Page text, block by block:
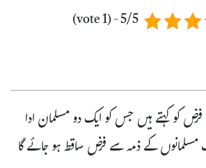
5/5 - (1 vote)
کو کہتے ہیں جس کو ایک دو مسلمان ادا
کے ذمہ سے فرض ساقط ہو جائے گا